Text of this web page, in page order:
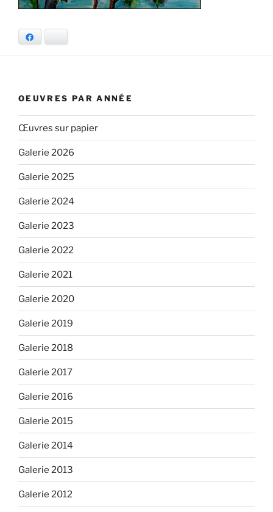
OEUVRES PAR ANNÉE
Œuvres sur papier
Galerie 2026
Galerie 2025
Galerie 2024
Galerie 2023
Galerie 2022
Galerie 2021
Galerie 2020
Galerie 2019
Galerie 2018
Galerie 2017
Galerie 2016
Galerie 2015
Galerie 2014
Galerie 2013
Galerie 2012